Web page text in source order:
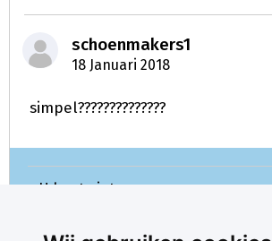
schoenmakers1
18 Januari 2018
simpel??????????????
U kunt niet meer reageren.